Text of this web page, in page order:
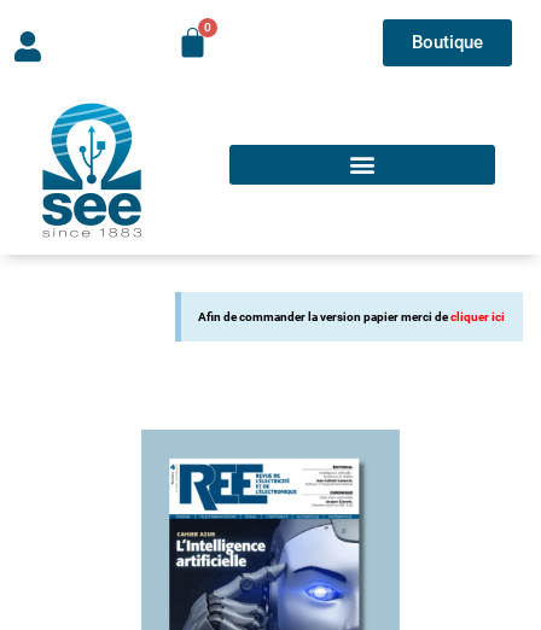
Boutique
Afin de commander la version papier merci decliquer ici